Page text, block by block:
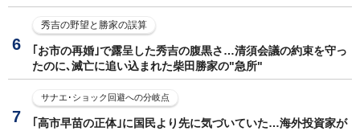
秀吉の野望と勝家の誤算
｢お市の再婚｣で露呈した秀吉の腹黒さ…清須会議の約束を守っ
たのに､滅亡に追い込まれた柴田勝家の"急所"
サナエ･ショック回避への分岐点
｢高市早苗の正体｣に国民より先に気づいていた…海外投資家が